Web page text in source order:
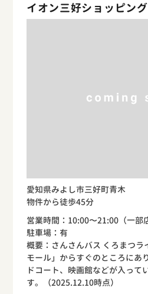
イオン三好ショッピン
愛知県みよし市三好町青木
物件から徒歩45分
営業時間：10:00〜21:00（一部
駐車場：有
概要：さんさんバス くろまつラ
モール」からすぐのところにあ
ドコート、映画館などが入って
す。（2025.12.10時点）